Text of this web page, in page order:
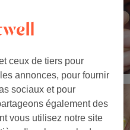
ceux de tiers pour
annonces, pour fournir
sociaux et pour
également des
vous utilisez notre site